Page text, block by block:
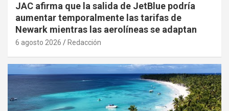
JAC afirma que la salida de JetBlue podría
aumentar temporalmente las tarifas de
Newark mientras las aerolíneas se adaptan
6 agosto 2026 Redacción